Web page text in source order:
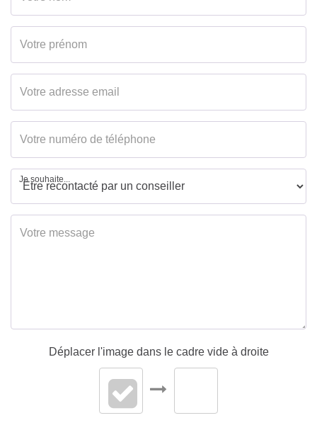
Je souhaite...
Déplacer l'image dans le cadre vide à droite